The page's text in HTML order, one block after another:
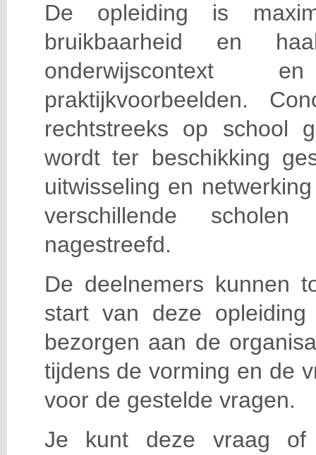
De opleiding is
bruikbaarheid en
praktijkvoorbeelden.
rechtstreeks op school
wordt ter beschikking
uitwisseling en
verschillende scholen
nagestreefd.
De deelnemers kunnen
start van deze
bezorgen aan de
tijdens de vorming en de
voor de gestelde vragen.
Je kunt deze vraag of